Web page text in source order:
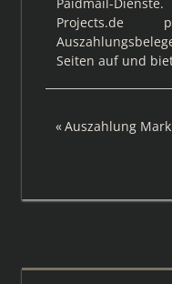
Seiten auf und
Vorheriger
Auszahlung